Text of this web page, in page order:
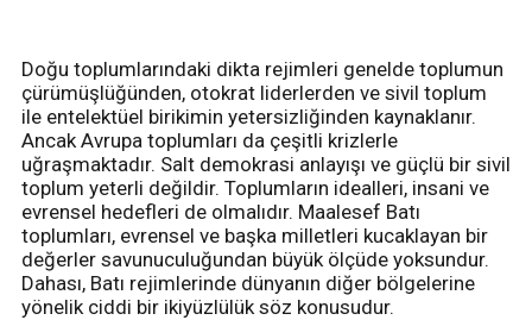
Doğu toplumlarındaki dikta rejimleri genelde toplumun
çürümüşlüğünden, otokrat liderlerden ve sivil toplum
ile entelektüel birikimin yetersizliğinden kaynaklanır.
Ancak Avrupa toplumları da çeşitli krizlerle
uğraşmaktadır. Salt demokrasi anlayışı ve güçlü bir sivil
toplum yeterli değildir. Toplumların idealleri, insani ve
evrensel hedefleri de olmalıdır. Maalesef Batı
toplumları, evrensel ve başka milletleri kucaklayan bir
değerler savunuculuğundan büyük ölçüde yoksundur.
Dahası, Batı rejimlerinde dünyanın diğer bölgelerine
yönelik ciddi bir ikiyüzlülük söz konusudur.